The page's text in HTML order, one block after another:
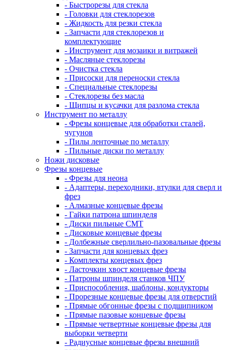
- Быстрорезы для стекла
- Головки для стеклорезов
- Жидкость для резки стекла
- Запчасти для стеклорезов и
комплектующие
- Инструмент для мозаики и витражей
- Масляные стеклорезы
- Очистка стекла
- Присоски для переноски стекла
- Специальные стеклорезы
- Стеклорезы без масла
- Щипцы и кусачки для разлома стекла
Инструмент по металлу
- Фрезы концевые для обработки сталей,
чугунов
- Пилы ленточные по металлу
- Пильные диски по металлу
Ножи дисковые
Фрезы концевые
- Фрезы для неона
- Адаптеры, переходники, втулки для сверл и
фрез
- Алмазные концевые фрезы
- Гайки патрона шпинделя
- Диски пильные CMT
- Дисковые концевые фрезы
- Долбежные сверлильно-пазовальные фрезы
- Запчасти для концевых фрез
- Комплекты концевых фрез
- Ласточкин хвост концевые фрезы
- Патроны шпинделя станков ЧПУ
- Приспособления, шаблоны, кондукторы
- Прорезные концевые фрезы для отверстий
- Прямые обгонные фрезы с подшипником
- Прямые пазовые концевые фрезы
- Прямые четвертные концевые фрезы для
выборки четверти
- Радиусные концевые фрезы внешний